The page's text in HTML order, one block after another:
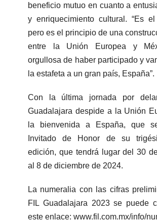
beneficio mutuo en cuanto a
y enriquecimiento cultural. “Es
pero es el principio de una
entre la Unión Europea y
orgullosa de haber participado y
la estafeta a un gran país, España”.
Con la última jornada por
Guadalajara despide a la Unión
la bienvenida a España, que
Invitado de Honor de su
edición, que tendrá lugar del 30
al 8 de diciembre de 2024.
La numeralia con las cifras
FIL Guadalajara 2023 se puede
este enlace: www.fil.com.mx/info/